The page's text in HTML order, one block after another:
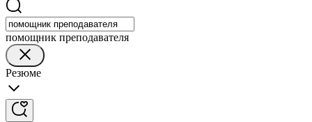
помощник преподавателя
Резюме